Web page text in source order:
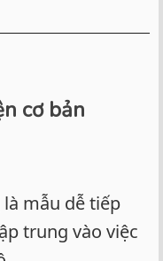
cơ bản
mẫu dễ tiếp
trung vào việc